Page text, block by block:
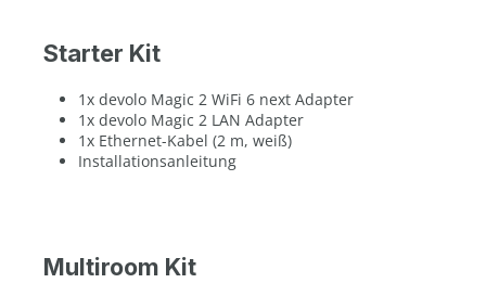
Starter Kit
1x devolo Magic 2 WiFi 6 next Adapter
1x devolo Magic 2 LAN Adapter
1x Ethernet-Kabel (2 m, weiß)
Installationsanleitung
Multiroom Kit